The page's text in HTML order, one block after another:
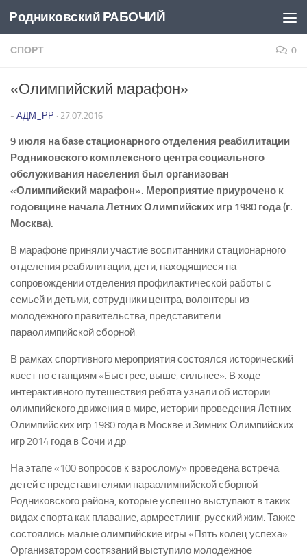
Перейти к содержимому
Родниковский РАБОЧИЙ
СПОРТ 0
«Олимпийский марафон»
- АДМ_РР · 27.07.2016
9 июля на базе стационарного отделения реабилитации
Родниковского комплексного центра социального
обслуживания населения был организован
«Олимпийский марафон». Мероприятие приурочено к
годовщине начала Летних Олимпийских игр 1980 года (г.
Москва).
В марафоне приняли участие воспитанники стационарного
отделения реабилитации, дети, находящиеся на
сопровождении отделения профилактической работы с
семьей и детьми, сотрудники центра, волонтеры из
молодежного правительства, представители
параолимпийской сборной.
В рамках спортивного мероприятия состоялся исторический
квест по станциям «Быстрее, выше, сильнее». В ходе
интерактивного путешествия ребята узнали об истории
олимпийского движения в мире, истории проведения Летних
Олимпийских игр 1980 года в Москве и Зимних Олимпийских
игр 2014 года в Сочи и др.
На этапе «100 вопросов к взрослому» проведена встреча
детей с представителями параолимпийской сборной
Родниковского района, которые успешно выступают в таких
видах спорта как плавание, армрестлинг, русский жим. Также
состоялись малые олимпийские игры «Пять колец успеха».
Организатором состязаний выступило молодежное